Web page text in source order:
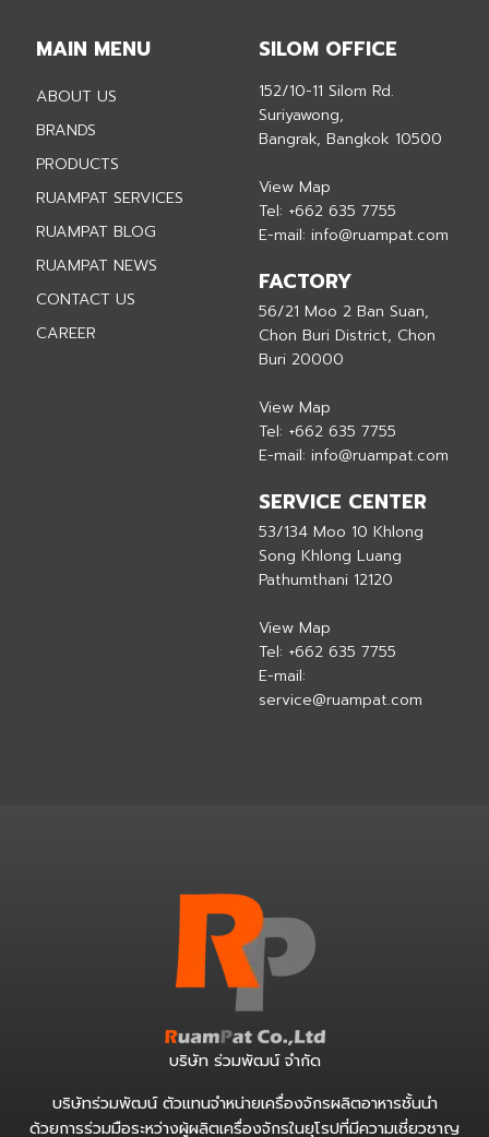
MAIN MENU
ABOUT US
BRANDS
PRODUCTS
RUAMPAT SERVICES
RUAMPAT BLOG
RUAMPAT NEWS
CONTACT US
CAREER
SILOM OFFICE
152/10-11 Silom Rd.
Suriyawong,
Bangrak, Bangkok 10500
View Map
Tel: +662 635 7755
E-mail:info@ruampat.com
FACTORY
56/21 Moo 2 Ban Suan,
Chon Buri District, Chon
Buri 20000
View Map
Tel: +662 635 7755
E-mail:info@ruampat.com
SERVICE CENTER
53/134 Moo 10 Khlong
Song Khlong Luang
Pathumthani 12120
View Map
Tel: +662 635 7755
E-mail:
service@ruampat.com
บริษัท ร่วมพัฒน์ จำกัด
บริษัทร่วมพัฒน์ ตัวแทนจำหน่ายเครื่องจักรผลิตอาหารชั้นนำ
ด้วยการร่วมมือระหว่างผู้ผลิตเครื่องจักรในยุโรปที่มีความเชี่ยวชาญ